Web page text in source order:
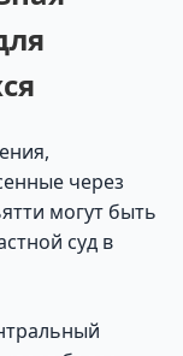
через
могут быть
суд в